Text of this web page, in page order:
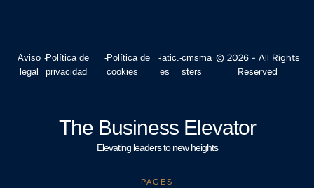
Aviso
legal
-Política de
privacidad
-Política de
cookies
-iatic.
es
-cmsma
sters
© 2026 - All Rights
Reserved
The Business Elevator
Elevating leaders to new heights
PAGES